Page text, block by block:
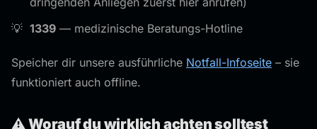
1339 — medizinische Beratungs-Hotline
Speicher dir unsere ausführliche Notfall-Infoseite – sie
funktioniert auch offline.
⚠️ Worauf du wirklich achten solltest